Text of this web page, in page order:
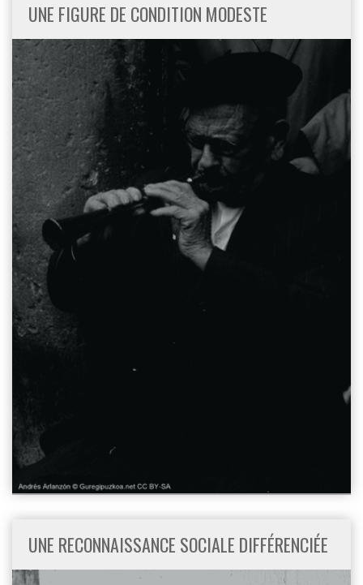
UNE FIGURE DE CONDITION MODESTE
UNE RECONNAISSANCE SOCIALE DIFFÉRENCIÉE